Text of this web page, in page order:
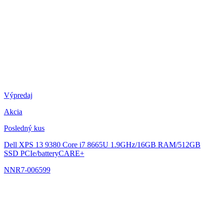
Výpredaj
Akcia
Posledný kus
Dell XPS 13 9380 Core i7 8665U 1.9GHz/16GB RAM/512GB
SSD PCIe/batteryCARE+
NNR7-006599